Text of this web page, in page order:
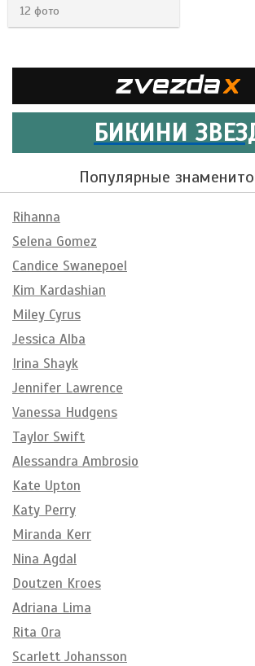
12 фото
БИКИНИ
Популярные
Rihanna
Selena Gomez
Candice Swanepoel
Kim Kardashian
Miley Cyrus
Jessica Alba
Irina Shayk
Jennifer Lawrence
Vanessa Hudgens
Taylor Swift
Alessandra Ambrosio
Kate Upton
Katy Perry
Miranda Kerr
Nina Agdal
Doutzen Kroes
Adriana Lima
Rita Ora
Scarlett Johansson